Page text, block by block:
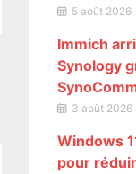
5 août 2026
Immich
Synology
3 août 2026
Windows
pour